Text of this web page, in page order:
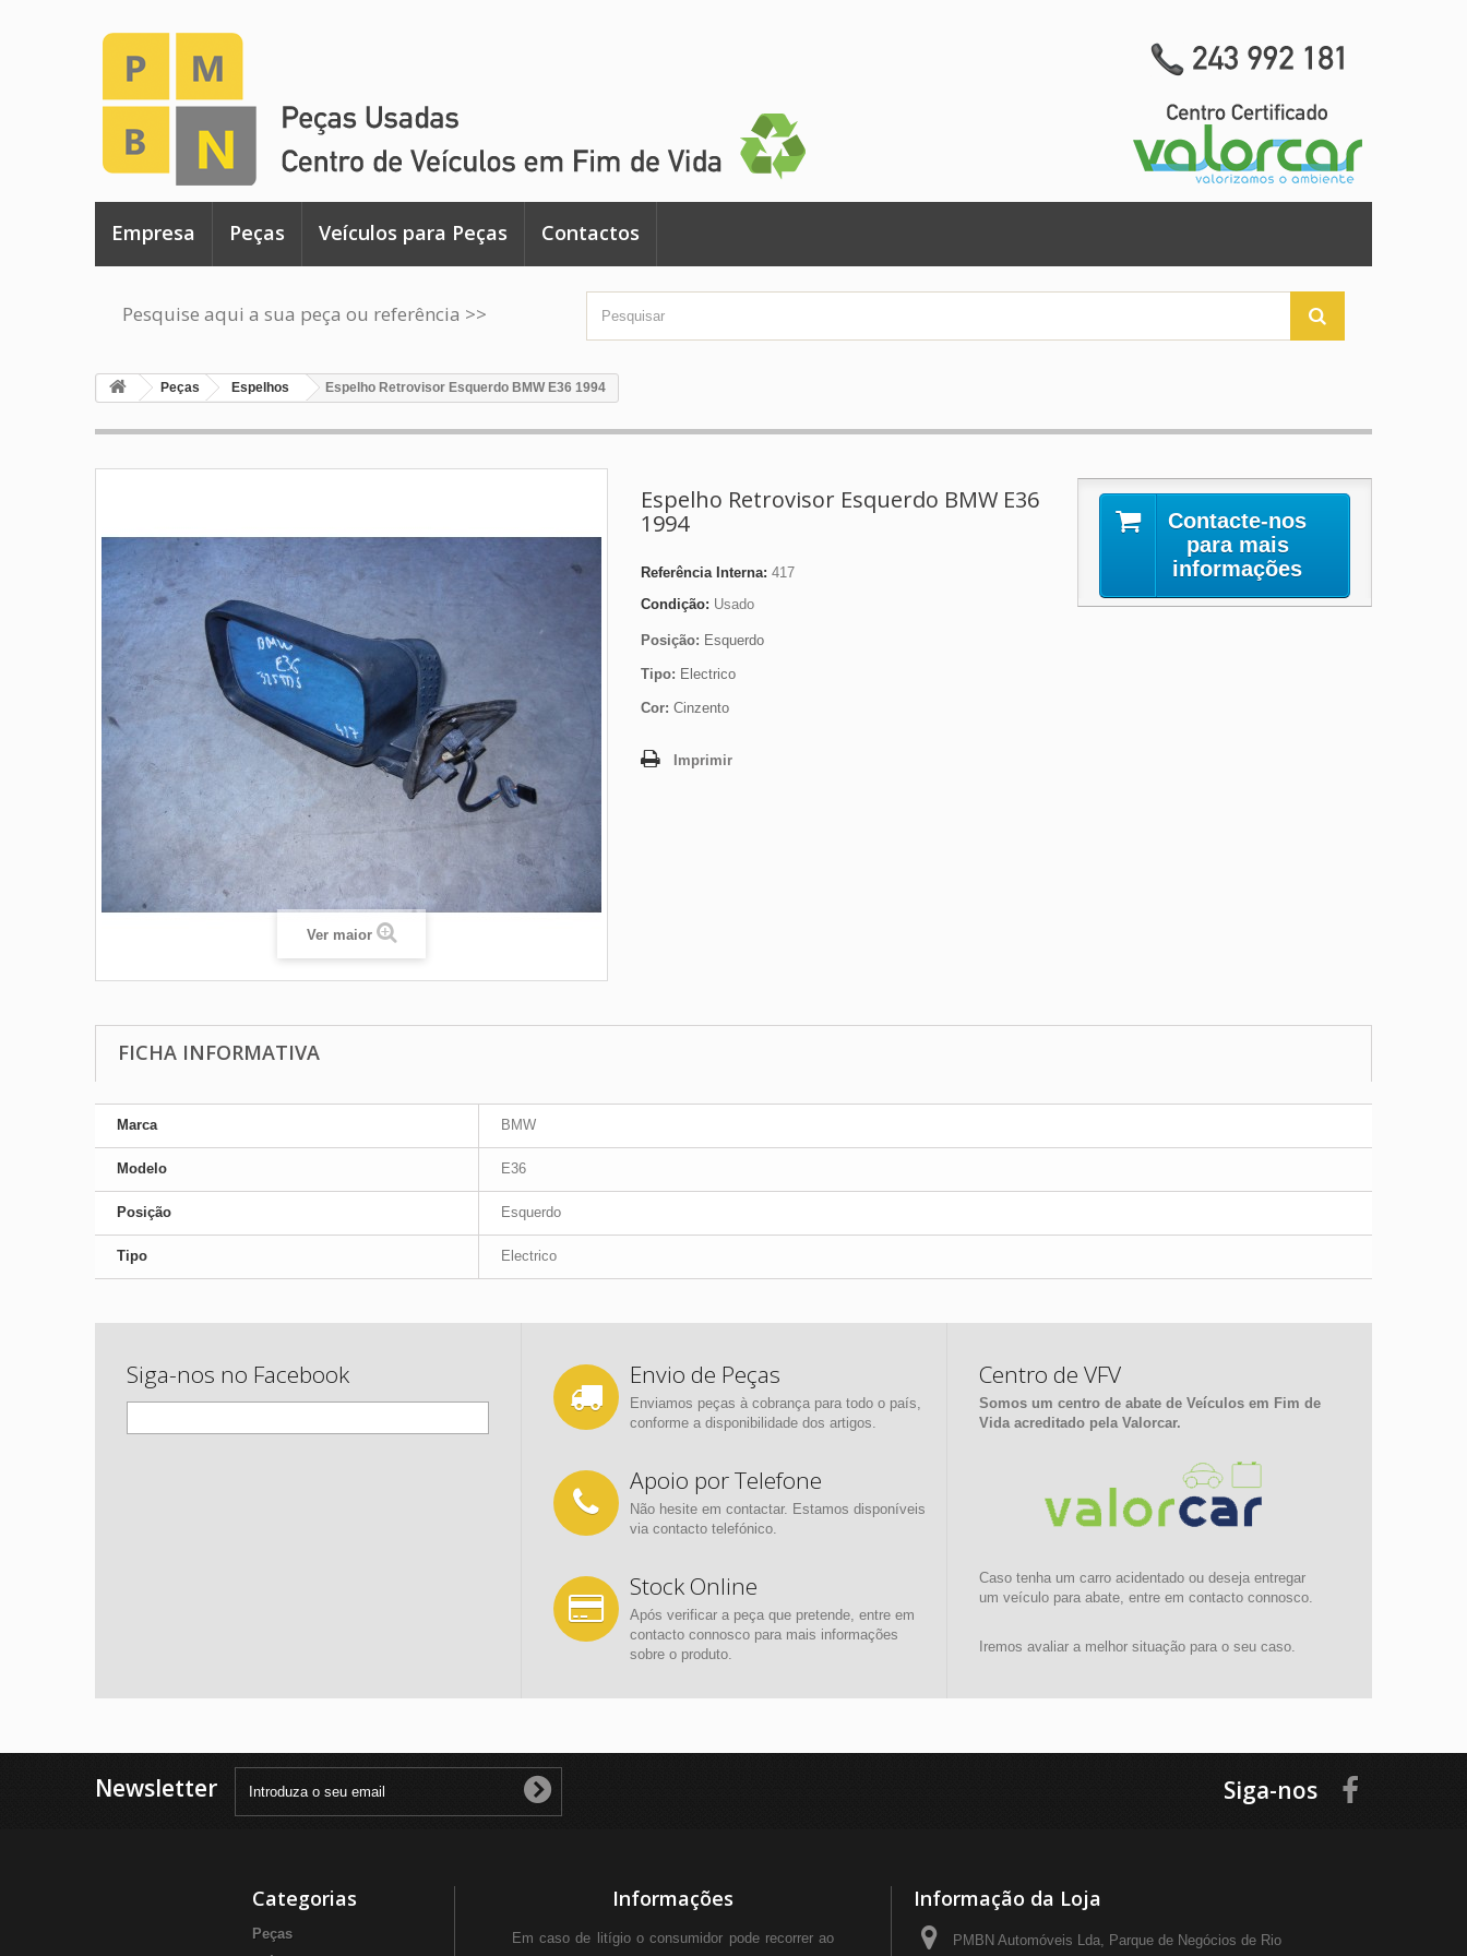
Empresa Peças Veículos para Peças Contactos
Pesquise aqui a sua peça ou referência >>
Peças Espelhos Espelho Retrovisor Esquerdo BMW E36 1994
Ver maior
Espelho Retrovisor Esquerdo BMW E36
1994
Referência Interna: 417
Condição: Usado
Posição: Esquerdo
Tipo: Electrico
Cor: Cinzento
Imprimir
Contacte-nos
para mais
informações
FICHA INFORMATIVA
Marca BMW
Modelo E36
Posição Esquerdo
Tipo Electrico
Siga-nos no Facebook Envio de Peças
Enviamos peças à cobrança para todo o país,
conforme a disponibilidade dos artigos.
Apoio por Telefone
Não hesite em contactar. Estamos disponíveis
via contacto telefónico.
Stock Online
Após verificar a peça que pretende, entre em
contacto connosco para mais informações
sobre o produto.
Centro de VFV
Somos um centro de abate de Veículos em Fim de
Vida acreditado pela Valorcar.
Caso tenha um carro acidentado ou deseja entregar
um veículo para abate, entre em contacto connosco.
Iremos avaliar a melhor situação para o seu caso.
Newsletter Siga-nos
Categorias
Peças
Informações
Em caso de litígio o consumidor pode recorrer ao
Informação da Loja
PMBN Automóveis Lda, Parque de Negócios de Rio